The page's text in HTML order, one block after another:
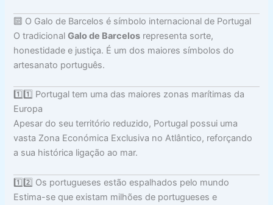
🔟 O Galo de Barcelos é símbolo internacional de Portugal
O tradicionalGalo de Barcelos representa sorte,
honestidade e justiça. É um dos maiores símbolos do
artesanato português.
1️⃣1️⃣ Portugal tem uma das maiores zonas marítimas da
Europa
Apesar do seu território reduzido, Portugal possui uma
vasta Zona Económica Exclusiva no Atlântico, reforçando
a sua histórica ligação ao mar.
1️⃣2️⃣ Os portugueses estão espalhados pelo mundo
Estima-se que existam milhões de portugueses e